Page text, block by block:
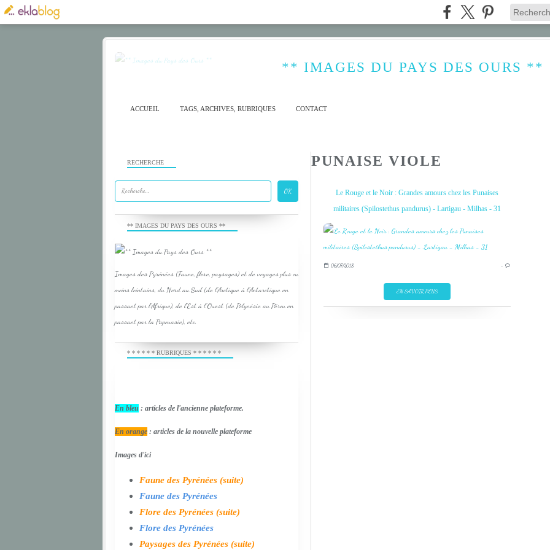
** IMAGES DU PAYS DES OURS **
ACCUEIL TAGS, ARCHIVES, RUBRIQUES CONTACT
PUNAISE VIOLE
Le Rouge et le Noir : Grandes amours chez les Punaises
militaires (Spilostethus pandurus) - Lartigau - Milhas - 31
06/07/2018 …
EN SAVOIR PLUS
RECHERCHE
** IMAGES DU PAYS DES OURS **
Images des Pyrénées (Faune, flore, paysages) et de voyages plus ou
moins lointains, du Nord au Sud (de l'Arctique à l'Antarctique en
passant par l'Afrique), de l'Est à l'Ouest (de Polynésie au Pérou en
passant par la Papouasie), etc.
* * * * * * RUBRIQUES * * * * * *
En bleu : articles de l'ancienne plateforme.
En orange : articles de la nouvelle plateforme
Images d'ici
Faune des Pyrénées (suite)
Faune des Pyrénées
Flore des Pyrénées (suite)
Flore des Pyrénées
Paysages des Pyrénées (suite)